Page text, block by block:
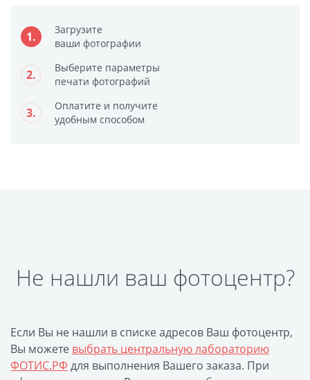
рамке
Фотоколлаж
Визитки
Календарь настольный
Таблички на
Конверты
Пластиковые карты
1.
Загрузите
ваши фотографии
2.
Выберите параметры
печати фотографий
3.
Оплатите и получите
удобным способом
Не нашли ваш фотоцентр?
Если Вы не нашли в списке адресов Ваш фотоцентр,
Вы можете выбрать центральную лабораторию
ФОТИС.РФ для выполнения Вашего заказа. При